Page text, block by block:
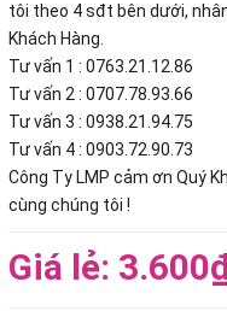
tôi theo 4 sđt bên dưới,
Khách Hàng.
Tư vấn 1 : 0763.21.12.86
Tư vấn 2 : 0707.78.93.66
Tư vấn 3 : 0938.21.94.75
Tư vấn 4 : 0903.72.90.73
Công Ty LMP cảm ơn Quý
cùng chúng tôi !
Giá lẻ: